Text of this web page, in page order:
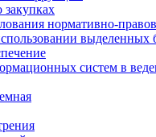
нормативно-
выделенных
систем в